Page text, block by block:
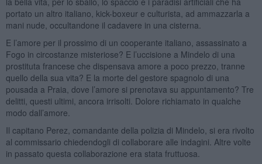
portato un altro italiano, kick-boxeur e culturista, ad ammazzarla a
mani nude, occultandone il cadavere in una cisterna.
E l’amore per il prossimo di un cooperante italiano, assassinato a
Fogo in circostanze misteriose? E l’uccisione a Mindelo di una
prostituta francese che dispensava amore a poco prezzo, tranne
quello della sua vita? E la morte del gestore spagnolo di una
pousada a Praia, dove l’amore si prenotava su appuntamento? Tre
delitti, questi ultimi, ancora irrisolti. Dolore richiamato in qualche
modo dall’amore.
Il capitano Perez, comandante della polizia di Mindelo, si era rivolto
al commissario chiedendogli di collaborare alle indagini. Altre volte
in passato questa collaborazione era stata fruttuosa.